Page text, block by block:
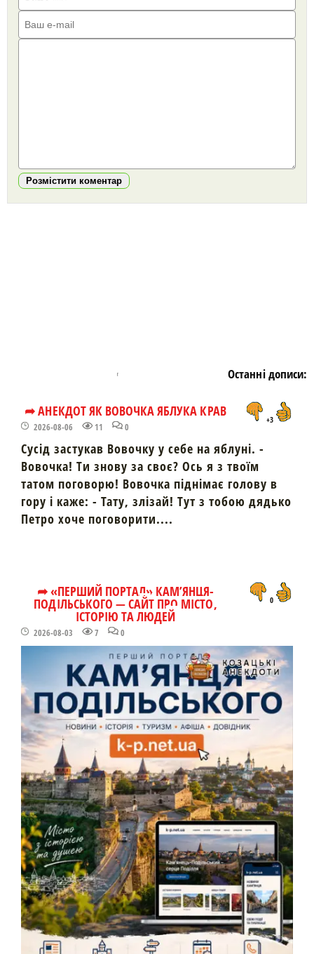
Розмістити коментар
Останні дописи:
➦ АНЕКДОТ ЯК ВОВОЧКА ЯБЛУКА КРАВ
2026-08-06 11 0
+3
Сусід застукав Вовочку у себе на яблуні. -
Вовочка! Ти знову за своє? Ось я з твоїм
татом поговорю! Вовочка піднімає голову в
гору і каже: - Тату, злізай! Тут з тобою дядько
Петро хоче поговорити....
➦ «ПЕРШИЙ ПОРТАЛ» КАМ’ЯНЦЯ-
ПОДІЛЬСЬКОГО — САЙТ ПРО МІСТО,
ІСТОРІЮ ТА ЛЮДЕЙ
2026-08-03 7 0
0